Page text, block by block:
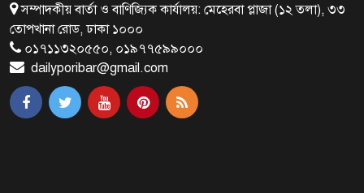
৪ বিয়ের পর অন্য নারীর ঘরে জামায়াত
প্রধানমন্ত্রীর সঙ্গে সাক্ষাৎ সৌদি আরবের
উপ পররাষ্ট্রমন্ত্রীর
সম্পাদকীয় বার্তা ও বাণিজ্যিক কার্যালয়: মেহেরবা প্লাজা (১২ তলা), ৩৩
তোপখানা রোড, ঢাকা ১০০০
০১৭১১৩২০৫৫০, ০১৯৭৭৫৯৯০০০
dailyporibar@gmail.com